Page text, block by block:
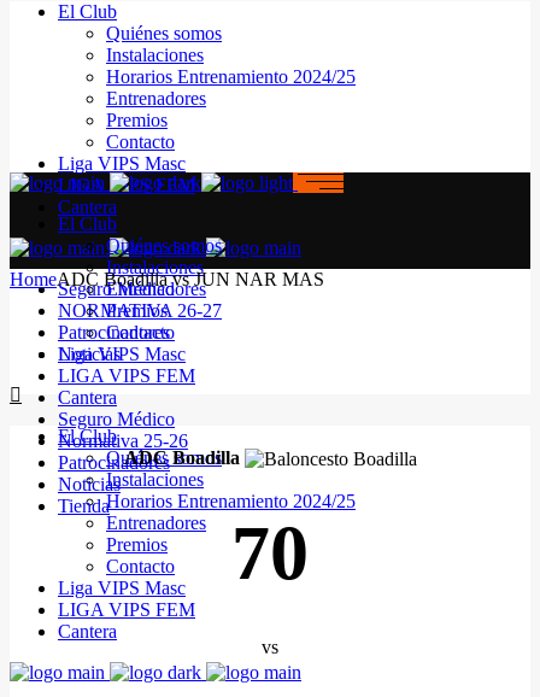
El Club
Quiénes somos
Instalaciones
Horarios Entrenamiento 2024/25
Entrenadores
Premios
Contacto
Liga VIPS Masc
LIGA VIPS FEM
Cantera
Seguro Médico
NORMATIVA 26-27
Patrocinadores
Noticias
El Club
Quiénes somos
Instalaciones
Horarios Entrenamiento 2024/25
Entrenadores
Premios
Contacto
Liga VIPS Masc
LIGA VIPS FEM
Cantera
El Club
Quiénes somos
Instalaciones
Entrenadores
Premios
Contacto
Liga VIPS Masc
LIGA VIPS FEM
Cantera
Seguro Médico
Normativa 25-26
Patrocinadores
Noticias
Tienda
HomeADC Boadilla vs JUN NAR MAS
ADC Boadilla
70
vs